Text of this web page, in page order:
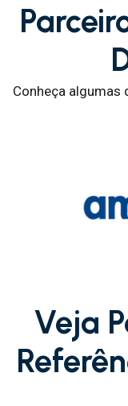
Conheça algumas
Veja